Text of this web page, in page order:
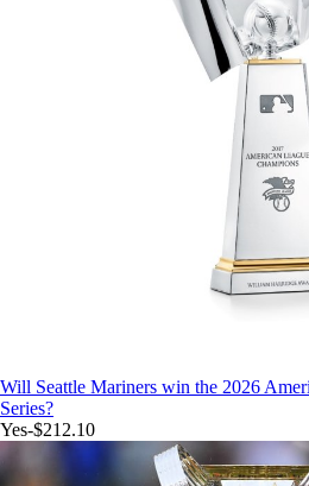
Will Seattle Mariners win the 2026
Series?
Yes-$212.10